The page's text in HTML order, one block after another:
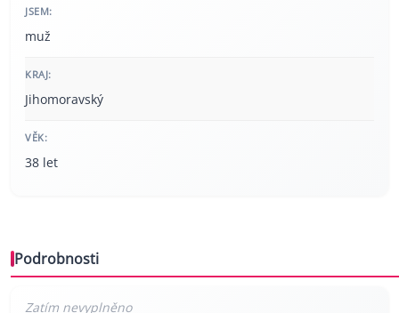
JSEM:
muž
KRAJ:
Jihomoravský
VĚK:
38 let
Podrobnosti